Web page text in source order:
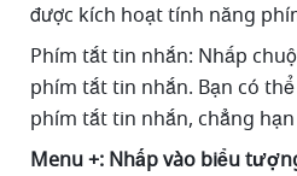
được kích hoạt tính năng
Phím tắt tin nhắn: Nhấp
phím tắt tin nhắn. Bạn có
phím tắt tin nhắn, chẳng
Menu +: Nhấp vào biểu